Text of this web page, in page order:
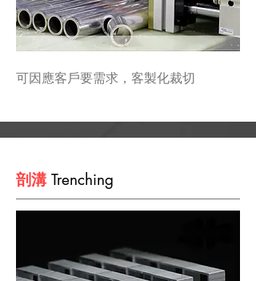
可因應客戶要需求，客製化裁切
剖溝Trenching